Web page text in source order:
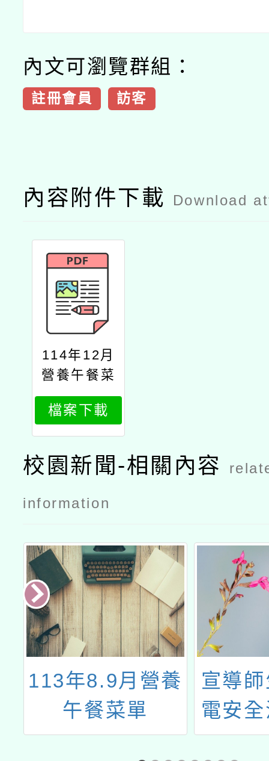
內文可瀏覽群組：
註冊會員 訪客
內容附件下載 Download
114年12月
營養午餐菜
單
檔案下載
校園新聞-相關內容
information
113年8.9月營養
午餐菜單
宣導
電安